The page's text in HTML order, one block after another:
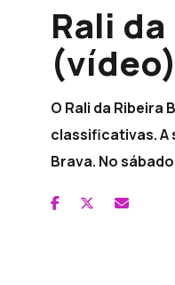
Rali
(vídeo)
O Rali da
classificativas. A
Brava. No